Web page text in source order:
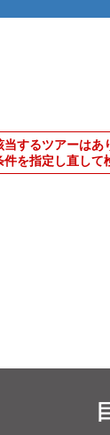
するツアーはあ
を指定し直して